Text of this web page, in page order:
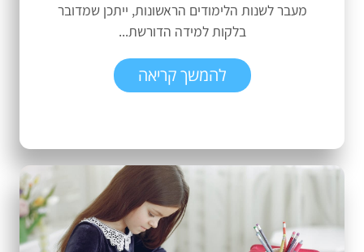
מעבר לשנות הלימודים הראשונות, ייתכן שמדובר
בלקות למידה הדורשת...
להמשך קריאה